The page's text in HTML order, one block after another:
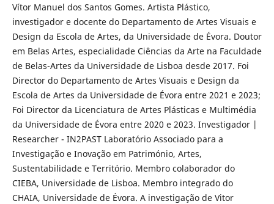
Vítor Manuel dos Santos Gomes. Artista Plástico,
investigador e docente do Departamento de Artes Visuais e
Design da Escola de Artes, da Universidade de Évora. Doutor
em Belas Artes, especialidade Ciências da Arte na Faculdade
de Belas-Artes da Universidade de Lisboa desde 2017. Foi
Director do Departamento de Artes Visuais e Design da
Escola de Artes da Universidade de Évora entre 2021 e 2023;
Foi Director da Licenciatura de Artes Plásticas e Multimédia
da Universidade de Évora entre 2020 e 2023. Investigador |
Researcher - IN2PAST Laboratório Associado para a
Investigação e Inovação em Património, Artes,
Sustentabilidade e Território. Membro colaborador do
CIEBA, Universidade de Lisboa. Membro integrado do
CHAIA, Universidade de Évora. A investigação de Vitor